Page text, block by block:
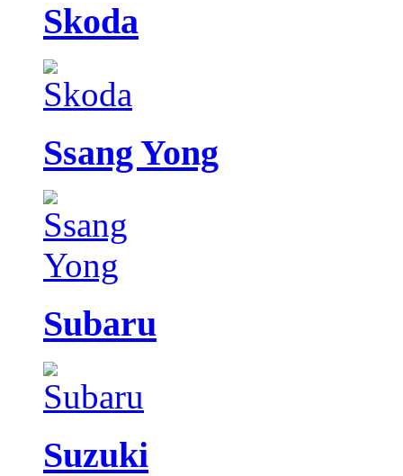
Skoda
Ssang Yong
Subaru
Suzuki